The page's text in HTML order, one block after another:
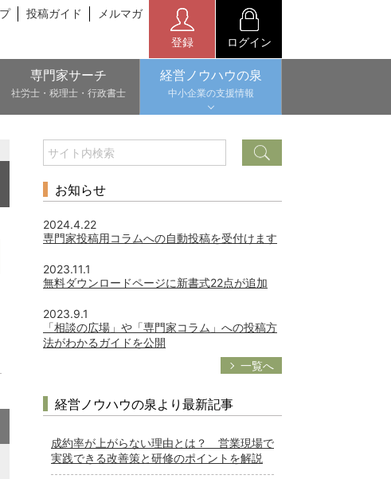
投稿ガイド メルマガ
登録 ログイン
専門家サーチ
社労士・税理士・行政書士
経営ノウハウの泉
中小企業の支援情報
お知らせ
2024.4.22
専門家投稿用コラムへの自動投稿を受付けます
2023.11.1
無料ダウンロードページに新書式22点が追加
2023.9.1
「相談の広場」や「専門家コラム」への投稿方
法がわかるガイドを公開
一覧へ
経営ノウハウの泉より最新記事
成約率が上がらない理由とは？ 営業現場で
実践できる改善策と研修のポイントを解説